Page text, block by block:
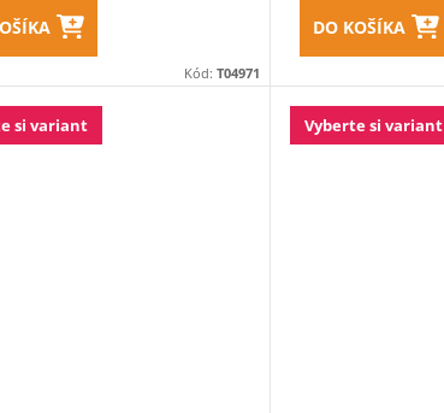
Kód: T04971
DO KOŠÍKA
si variant Vyberte si variant